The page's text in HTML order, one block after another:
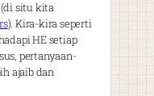
(di situ kita
). Kira-kira seperti
HE setiap
pertanyaan-
ajaib dan